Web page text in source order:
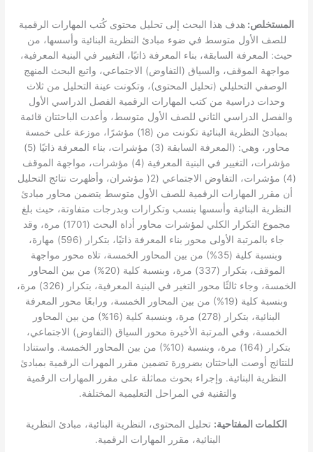
المستخلص: هدف هذا البحث إلى تحليل محتوى كُتب المهارات الرقمية
للصف الأول متوسط في ضوء مبادئ النظرية البنائية وأسسها، من
حيث: المعرفة السابقة، بناء المعرفة ذاتيًا، التغيير في البنية المعرفية،
مواجهة الموقف، والسياق (التفاوض) الاجتماعي، واتبع البحث المنهج
الوصفي التحليلي (تحليل المحتوى)، وتكونت عينة التحليل من ثلاث
وحدات دراسية من كتب المهارات الرقمية الفصل الدراسي الأول
والفصل الدراسي الثاني للصف الأول متوسط، وأعدت الباحثتان قائمة
بمبادئ النظرية البنائية تكونت من (18) مؤشرًا، موزعة على خمسة
محاور، وهي: (المعرفة السابقة (3) مؤشرات، بناء المعرفة ذاتيًا (5)
مؤشرات، التغيير في البنية المعرفية (4) مؤشرات، مواجهة الموقف
(4) مؤشرات، التفاوض الاجتماعي (2( مؤشران، وأظهرت نتائج التحليل
أن مقرر المهارات الرقمية للصف الأول متوسط يتضمن محاور مبادئ
النظرية البنائية وأسسها بنسب وتكرارات وبدرجات متفاوتة، حيث بلغ
مجموع التكرار الكلي لمؤشرات محاور أداة البحث (1701) مرة، وقد
جاء بالمرتبة الأولى محور بناء المعرفة ذاتيًا، بتكرار (596) مهارة،
وبنسبة كلية (35%) من بين المحاور الخمسة، تلاه محور مواجهة
الموقف، بتكرار (337) مرة، وبنسبة كلية (20%) من بين المحاور
الخمسة، وجاء ثالثًا محور التغير في البنية المعرفية، بتكرار (326) مرة،
وبنسبة كلية (19%) من بين المحاور الخمسة، ورابعًا محور المعرفة
البنائية، بتكرار (278) مرة، وبنسبة كلية (16%) من بين المحاور
الخمسة، وفي المرتبة الأخيرة محور السياق (التفاوض) الاجتماعي،
بتكرار (164) مرة، وبنسبة (10%) من بين المحاور الخمسة. واستنادا
للنتائج أوصت الباحثتان بضرورة تضمين مقرر المهرات الرقمية بمبادئ
النظرية البنائية. وإجراء بحوث مماثلة على مقرر المهارات الرقمية
والتقنية في المراحل التعليمية المختلفة.
الكلمات المفتاحية: تحليل المحتوى، النظرية البنائية، مبادئ النظرية
البنائية، مقرر المهارات الرقمية.